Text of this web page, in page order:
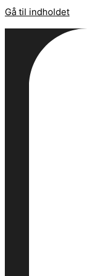
Gå til indholdet